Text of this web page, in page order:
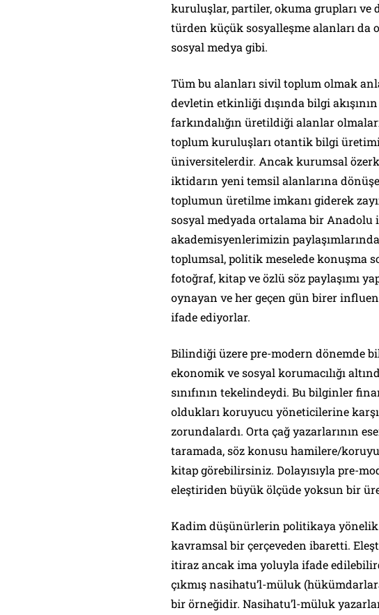
kuruluşlar, partiler, okuma grupları ve
türden küçük sosyalleşme alanları da
sosyal medya gibi.
Tüm bu alanları sivil toplum olmak
devletin etkinliği dışında bilgi
farkındalığın üretildiği alanlar
toplum kuruluşları otantik bilgi
üniversitelerdir. Ancak kurumsal
iktidarın yeni temsil alanlarına
toplumun üretilme imkanı giderek
sosyal medyada ortalama bir Anadolu
akademisyenlerimizin
toplumsal, politik meselede konuşma
fotoğraf, kitap ve özlü söz paylaşımı
oynayan ve her geçen gün birer
ifade ediyorlar.
Bilindiği üzere pre-modern dönemde
ekonomik ve sosyal korumacılığı
sınıfının tekelindeydi. Bu bilginler
oldukları koruyucu yöneticilerine
zorundalardı. Orta çağ yazarlarının
taramada, söz konusu hamilere/
kitap görebilirsiniz. Dolayısıyla pre-
eleştiriden büyük ölçüde yoksun bir
Kadim düşünürlerin politikaya yönelik
kavramsal bir çerçeveden ibaretti.
itiraz ancak ima yoluyla ifade
çıkmış nasihatu’l-müluk
bir örneğidir. Nasihatu’l-müluk